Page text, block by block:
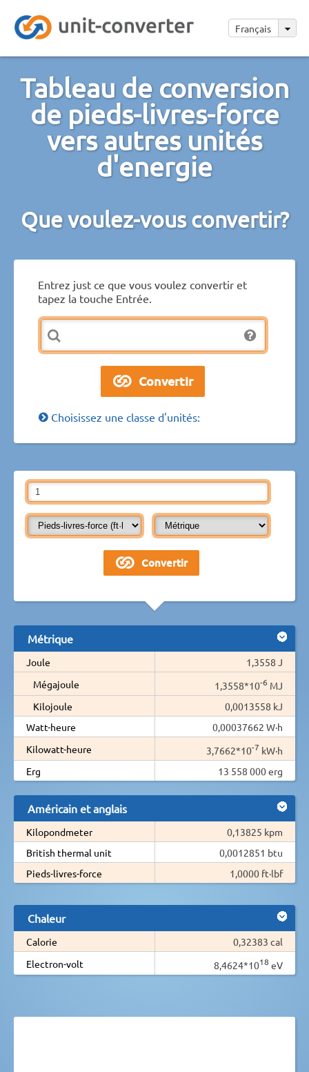
Français
Tableau de conversion
de pieds-livres-force
vers autres unités
d'energie
Que voulez-vous convertir?
Entrez just ce que vous voulez convertir et
tapez la touche Entrée.
Choisissez une classe d'unités:
Métrique
Joule
1,3558 J
Mégajoule
1,3558*10-6 MJ
Kilojoule
0,0013558 kJ
Watt-heure
0,00037662 W·h
Kilowatt-heure
3,7662*10-7 kW·h
Erg
13 558 000 erg
Américain et anglais
Kilopondmeter
0,13825 kpm
British thermal unit
0,0012851 btu
Pieds-livres-force
1,0000 ft·lbf
Chaleur
Calorie
0,32383 cal
Electron-volt
8,4624*1018 eV